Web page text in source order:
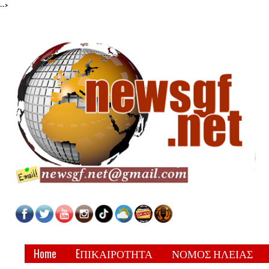
-->
Home EΠΙΚΑΙΡΟΤΗΤΑ ΝΟΜΟΣ ΗΛΕΙΑΣ